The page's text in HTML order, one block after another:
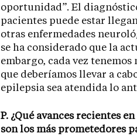
oportunidad”. El
pacientes puede estar
otras enfermedades
se ha considerado que la
embargo, cada vez tenemos
que deberíamos llevar a
epilepsia sea atendida lo
P. ¿Qué avances recientes
son los más prometedores